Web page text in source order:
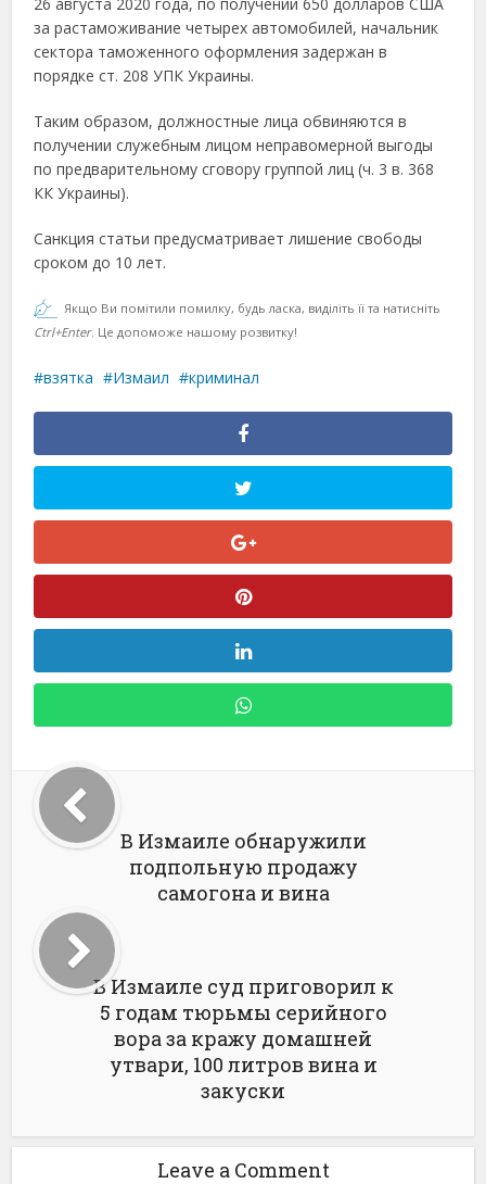
за растаможивание четырех автомобилей, начальник
сектора таможенного оформления задержан в
порядке ст. 208 УПК Украины.
Таким образом, должностные лица обвиняются в
получении служебным лицом неправомерной выгоды
по предварительному сговору группой лиц (ч. 3 в. 368
КК Украины).
Санкция статьи предусматривает лишение свободы
сроком до 10 лет.
Якщо Ви помітили помилку, будь ласка, виділіть її та натисніть
Ctrl+Enter. Це допоможе нашому розвитку!
взятка Измаил криминал
В Измаиле обнаружили
подпольную продажу
самогона и вина
В Измаиле суд приговорил к
5 годам тюрьмы серийного
вора за кражу домашней
утвари, 100 литров вина и
закуски
Leave a Comment